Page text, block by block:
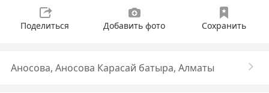
Поделиться Добавить фото Сохранить
Аносова, Аносова Карасай батыра, Алматы